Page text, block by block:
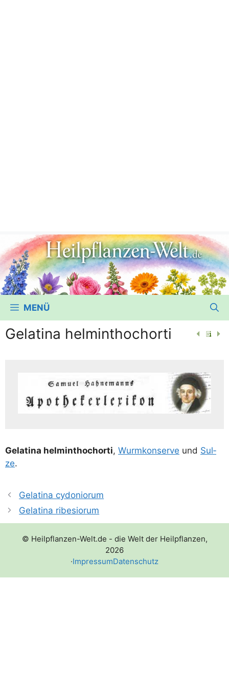
MENÜ
Gelatina helminthochorti
Gela­ti­na hel­m­in­thoch­or­ti, Wurm­kon­ser­ve und Sul­
ze.
Gelatina cydoniorum
Gelatina ribesiorum
© Heilpflanzen-Welt.de - die Welt der Heilpflanzen,
2026
·ImpressumDatenschutz